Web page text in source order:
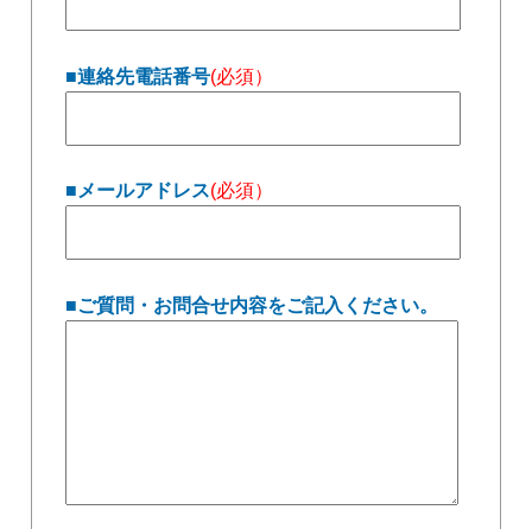
■連絡先電話番号(必須）
■メールアドレス(必須）
■ご質問・お問合せ内容をご記入ください。